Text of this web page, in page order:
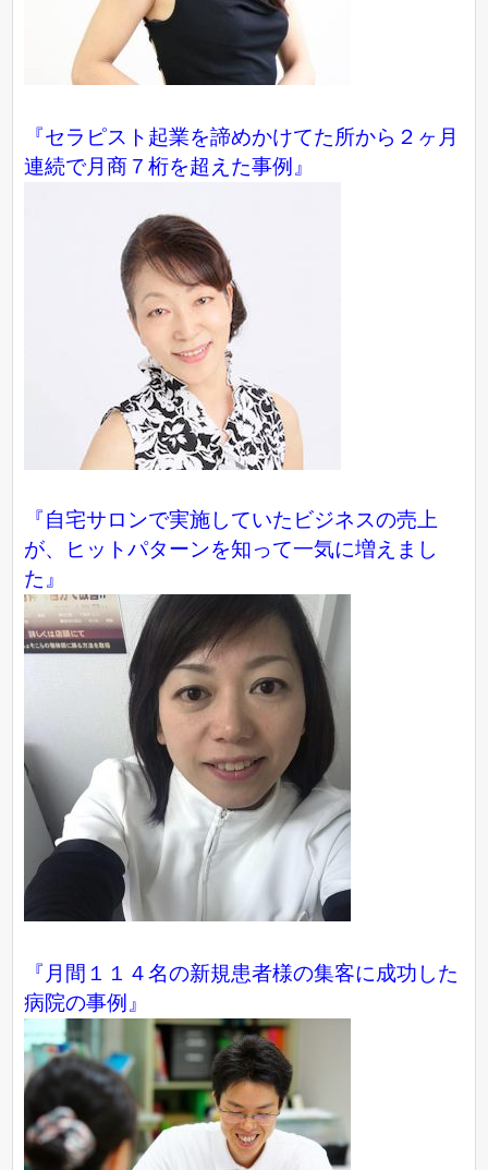
『セラピスト起業を諦めかけてた所から２ヶ月
連続で月商７桁を超えた事例』
『自宅サロンで実施していたビジネスの売上
が、ヒットパターンを知って一気に増えまし
た』
『月間１１４名の新規患者様の集客に成功した
病院の事例』